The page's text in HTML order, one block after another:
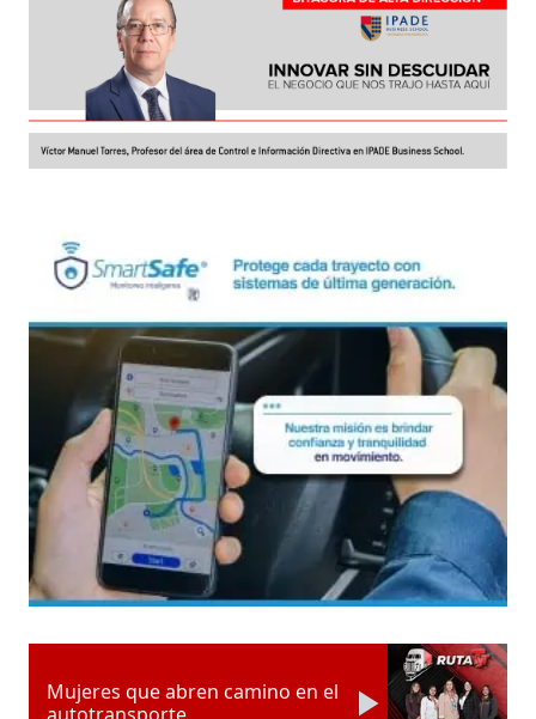
Mujeres que abren camino en el
autotransporte